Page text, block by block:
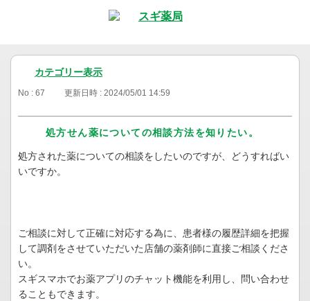
カテゴリー表示
No : 67 更新日時 : 2024/05/01 14:59
処方せん薬についての相談方法を知りたい。
処方された薬についての相談をしたいのですが、どうすればい
いですか。
ご相談に対して正確に対応する為に、患者様の履歴詳細を把握
して調剤をさせていただいた店舗の薬剤師に直接ご相談くださ
い。
スギスマホでお薬アプリのチャット機能を利用し、問い合わせ
ることもできます。